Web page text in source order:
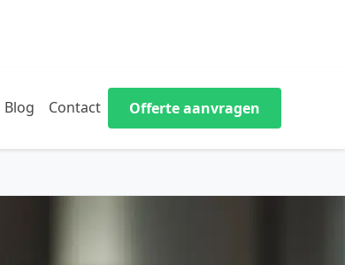
Blog Contact Offerte aanvragen